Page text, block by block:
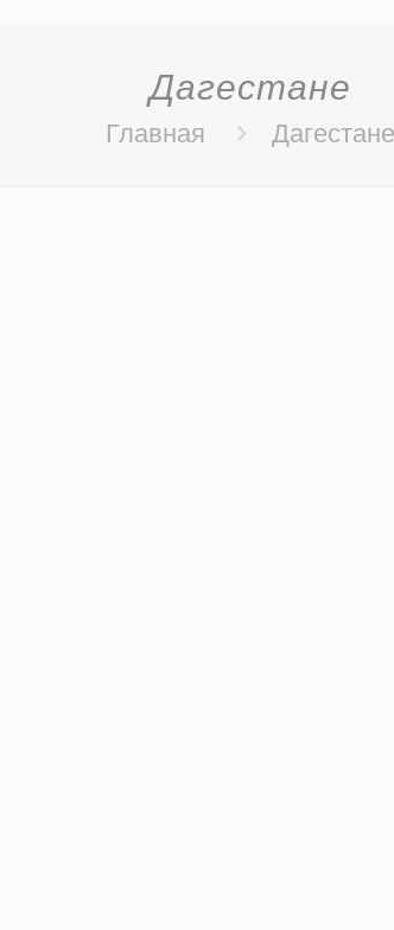
Дагестане
Главная Дагестане